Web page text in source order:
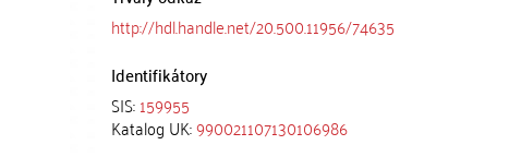
http://hdl.handle.net/20.500.11956/74635
Identifikátory
SIS:159955
Katalog UK:990021107130106986